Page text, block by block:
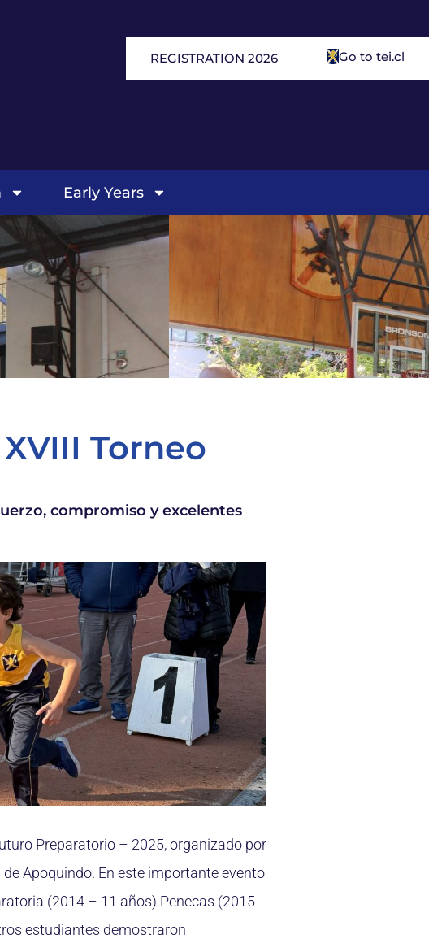
Go to tei.cl
REGISTRATION 2026
Early Years
Torneo
compromiso y excelentes
Preparatorio – 2025, organizado por
Apoquindo. En este importante evento
(2014 – 11 años) Penecas (2015
estudiantes demostraron